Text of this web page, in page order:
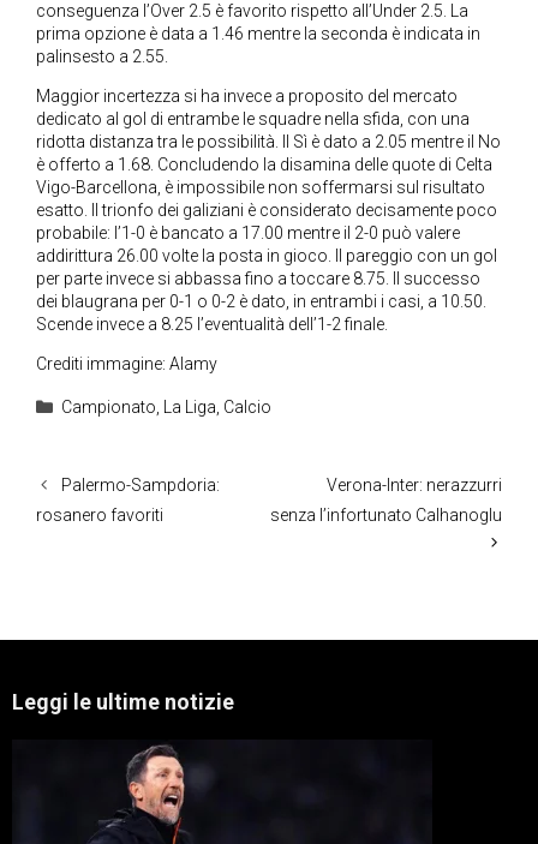
conseguenza l’Over 2.5 è favorito rispetto all’Under 2.5. La
prima opzione è data a 1.46 mentre la seconda è indicata in
palinsesto a 2.55.
Maggior incertezza si ha invece a proposito del mercato
dedicato al gol di entrambe le squadre nella sfida, con una
ridotta distanza tra le possibilità. Il Sì è dato a 2.05 mentre il No
è offerto a 1.68. Concludendo la disamina delle quote di Celta
Vigo-Barcellona, è impossibile non soffermarsi sul risultato
esatto. Il trionfo dei galiziani è considerato decisamente poco
probabile: l’1-0 è bancato a 17.00 mentre il 2-0 può valere
addirittura 26.00 volte la posta in gioco. Il pareggio con un gol
per parte invece si abbassa fino a toccare 8.75. Il successo
dei blaugrana per 0-1 o 0-2 è dato, in entrambi i casi, a 10.50.
Scende invece a 8.25 l’eventualità dell’1-2 finale.
Crediti immagine: Alamy
Categorie
Campionato, La Liga, Calcio
Palermo-Sampdoria:
rosanero favoriti
Verona-Inter: nerazzurri
senza l’infortunato Calhanoglu
Leggi le ultime notizie